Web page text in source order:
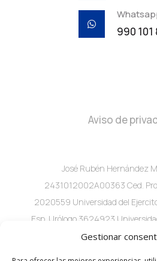
Gestionar

990 101
Aviso de
José Rubén Hernández
2431012002A00363 Ced.
2020559 Universidad del
Esp. Urólogo 3624923
Aérea C. 60 #282A x 29 Local